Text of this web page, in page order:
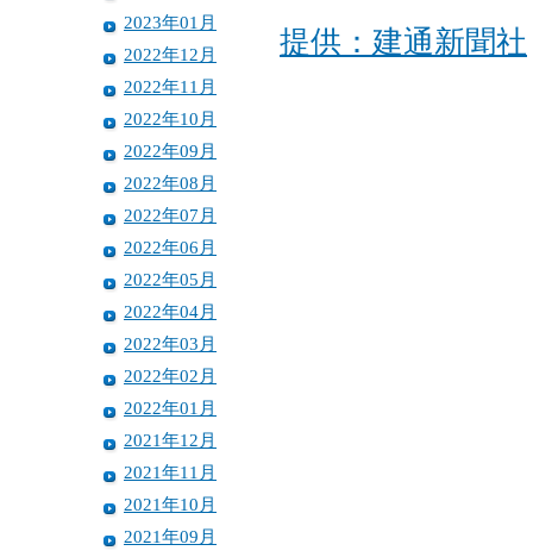
2023年01月
2022年12月
2022年11月
2022年10月
2022年09月
2022年08月
2022年07月
2022年06月
2022年05月
2022年04月
2022年03月
2022年02月
2022年01月
2021年12月
2021年11月
2021年10月
2021年09月
提供：建通新聞社